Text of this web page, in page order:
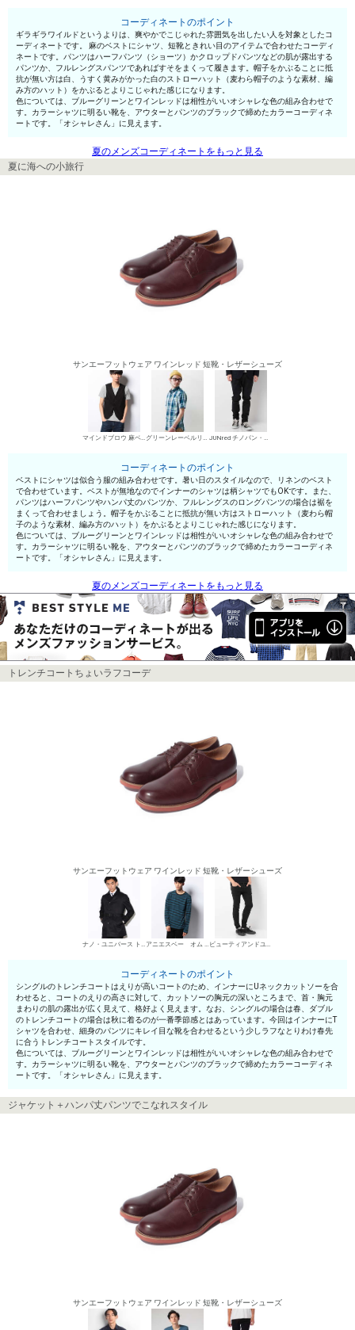
コーディネートのポイント
ギラギラワイルドというよりは、爽やかでこじゃれた雰囲気を出したい人を対象としたコ
ーディネートです。 麻のベストにシャツ、短靴ときれい目のアイテムで合わせたコーディ
ネートです。パンツはハーフパンツ（ショーツ）かクロップドパンツなどの肌が露出する
パンツか、フルレングスパンツであればすそをまくって履きます。帽子をかぶることに抵
抗が無い方は白、うすく黄みがかった白のストローハット（麦わら帽子のような素材、編
み方のハット）をかぶるとよりこじゃれた感じになります。
色については、ブルーグリーンとワインレッドは相性がいいオシャレな色の組み合わせで
す。カラーシャツに明るい靴を、アウターとパンツのブラックで締めたカラーコーディネ
ートです。「オシャレさん」に見えます。
夏のメンズコーディネートをもっと見る
夏に海への小旅行
サンエーフットウェア ワインレッド 短靴・レザーシューズ
マインドブロウ 麻ベスト グリーンレーベルリラクシング シャツ JUNred チノパン・綿パン
コーディネートのポイント
ベストにシャツは似合う服の組み合わせです。暑い日のスタイルなので、リネンのベスト
で合わせています。ベストが無地なのでインナーのシャツは柄シャツでもOKです。また、
パンツはハーフパンツやハンパ丈のパンツか、フルレングスのロングパンツの場合は裾を
まくって合わせましょう。帽子をかぶることに抵抗が無い方はストローハット（麦わら帽
子のような素材、編み方のハット）をかぶるとよりこじゃれた感じになります。
色については、ブルーグリーンとワインレッドは相性がいいオシャレな色の組み合わせで
す。カラーシャツに明るい靴を、アウターとパンツのブラックで締めたカラーコーディネ
ートです。「オシャレさん」に見えます。
夏のメンズコーディネートをもっと見る
トレンチコートちょいラフコーデ
サンエーフットウェア ワインレッド 短靴・レザーシューズ
ナノ・ユニバース トレンチコート（シングル） アニエスベー オム 丸首Tシャツ ビューティアンドユース ユナイテッドアローズ チノパン・綿パン
コーディネートのポイント
シングルのトレンチコートはえりが高いコートのため、インナーにUネックカットソーを合
わせると、コートのえりの高さに対して、カットソーの胸元の深いところまで、首・胸元
まわりの肌の露出が広く見えて、格好よく見えます。なお、シングルの場合は春、ダブル
のトレンチコートの場合は秋に着るのが一番季節感とはあっています。今回はインナーにT
シャツを合わせ、細身のパンツにキレイ目な靴を合わせるという少しラフなとりわけ春先
に合うトレンチコートスタイルです。
色については、ブルーグリーンとワインレッドは相性がいいオシャレな色の組み合わせで
す。カラーシャツに明るい靴を、アウターとパンツのブラックで締めたカラーコーディネ
ートです。「オシャレさん」に見えます。
ジャケット＋ハンパ丈パンツでこなれスタイル
サンエーフットウェア ワインレッド 短靴・レザーシューズ